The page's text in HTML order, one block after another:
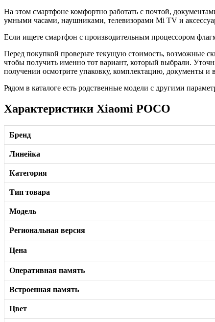
На этом смартфоне комфортно работать с почтой,
умными часами, наушниками, телевизорами Mi TV и
Если ищете смартфон с производительным процессором
Перед покупкой проверьте текущую стоимость, возможные
чтобы получить именно тот вариант, который выбрали.
получении осмотрите упаковку, комплектацию, документы и
Рядом в каталоге есть родственные модели с другими
Характеристики Xiaomi POCO
Бренд
Линейка
Категория
Тип товара
Модель
Региональная версия
Цена
Оперативная память
Встроенная память
Цвет